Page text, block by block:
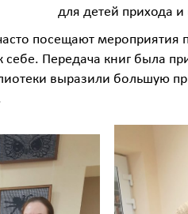
для детей прихода
посещают
себе. Передача книг была
выразили большую